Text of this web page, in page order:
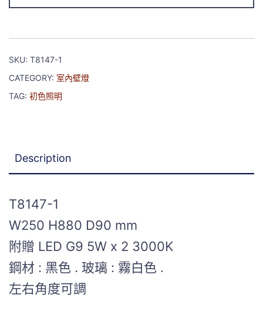
SKU: T8147-1
CATEGORY: 室內壁燈
TAG: 初色照明
Description
T8147-1
W250 H880 D90 mm
附贈 LED G9 5W x 2 3000K
鋼材 : 黑色 . 玻璃 : 霧白色 .
左右角度可調